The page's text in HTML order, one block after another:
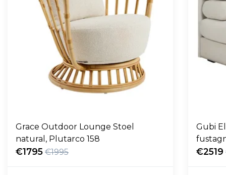
Grace Outdoor Lounge Stoel
natural, Plutarco 158
€1795 €1995
Gubi
€2519